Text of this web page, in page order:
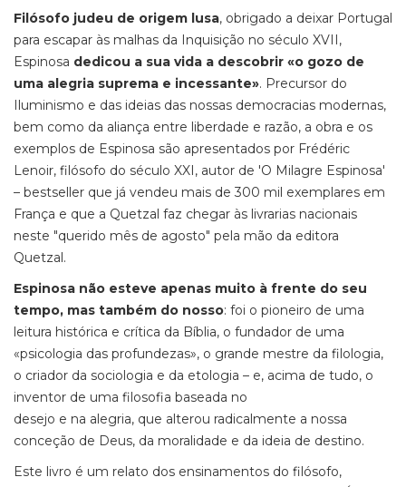
Filósofo judeu de origem lusa, obrigado a deixar Portugal
para escapar às malhas da Inquisição no século XVII,
Espinosa dedicou a sua vida a descobrir «o gozo de
uma alegria suprema e incessante». Precursor do
Iluminismo e das ideias das nossas democracias modernas,
bem como da aliança entre liberdade e razão, a obra e os
exemplos de Espinosa são apresentados por Frédéric
Lenoir, filósofo do século XXI, autor de 'O Milagre Espinosa'
– bestseller que já vendeu mais de 300 mil exemplares em
França e que a Quetzal faz chegar às livrarias nacionais
neste "querido mês de agosto" pela mão da editora
Quetzal.
Espinosa não esteve apenas muito à frente do seu
tempo, mas também do nosso: foi o pioneiro de uma
leitura histórica e crítica da Bíblia, o fundador de uma
«psicologia das profundezas», o grande mestre da filologia,
o criador da sociologia e da etologia – e, acima de tudo, o
inventor de uma filosofia baseada no
desejo e na alegria, que alterou radicalmente a nossa
conceção de Deus, da moralidade e da ideia de destino.
Este livro é um relato dos ensinamentos do filósofo,